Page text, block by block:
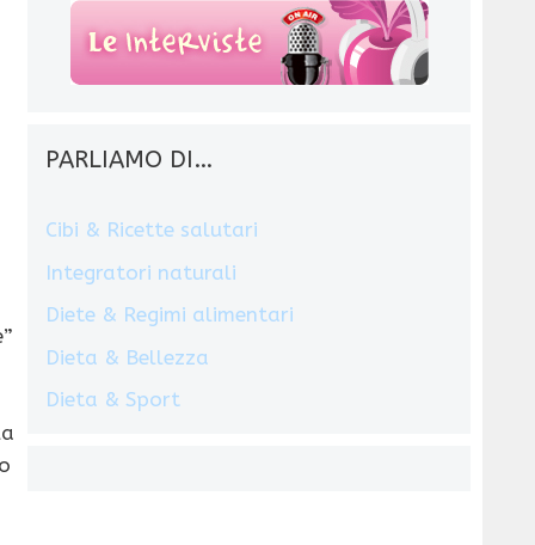
PARLIAMO DI…
Cibi & Ricette salutari
Integratori naturali
Diete & Regimi alimentari
Dieta & Bellezza
Dieta & Sport